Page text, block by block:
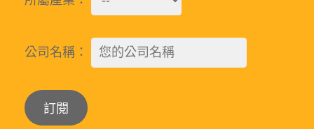
公司名稱：